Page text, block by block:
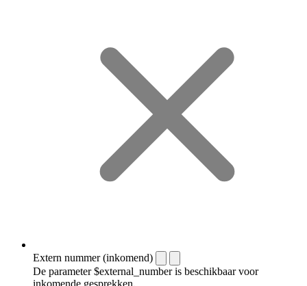
Extern nummer (inkomend)
De parameter $external_number is beschikbaar voor
inkomende gesprekken.